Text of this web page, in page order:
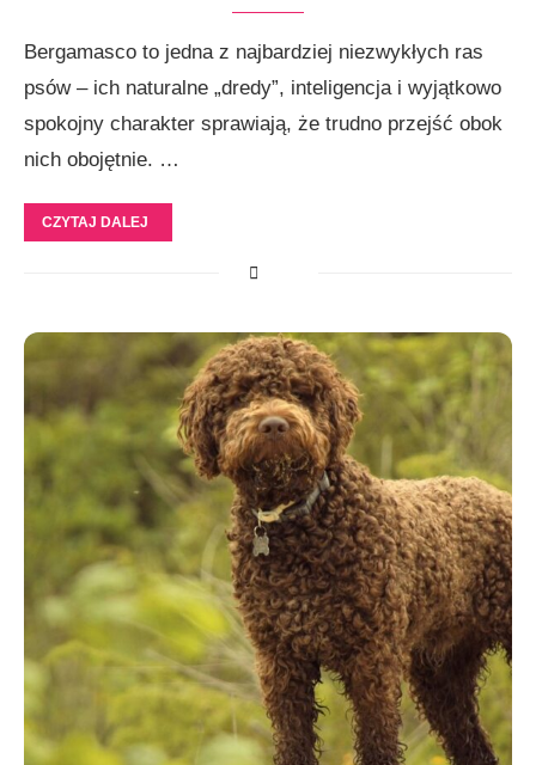
Bergamasco to jedna z najbardziej niezwykłych ras
psów – ich naturalne „dredy”, inteligencja i wyjątkowo
spokojny charakter sprawiają, że trudno przejść obok
nich obojętnie. …
CZYTAJ DALEJ